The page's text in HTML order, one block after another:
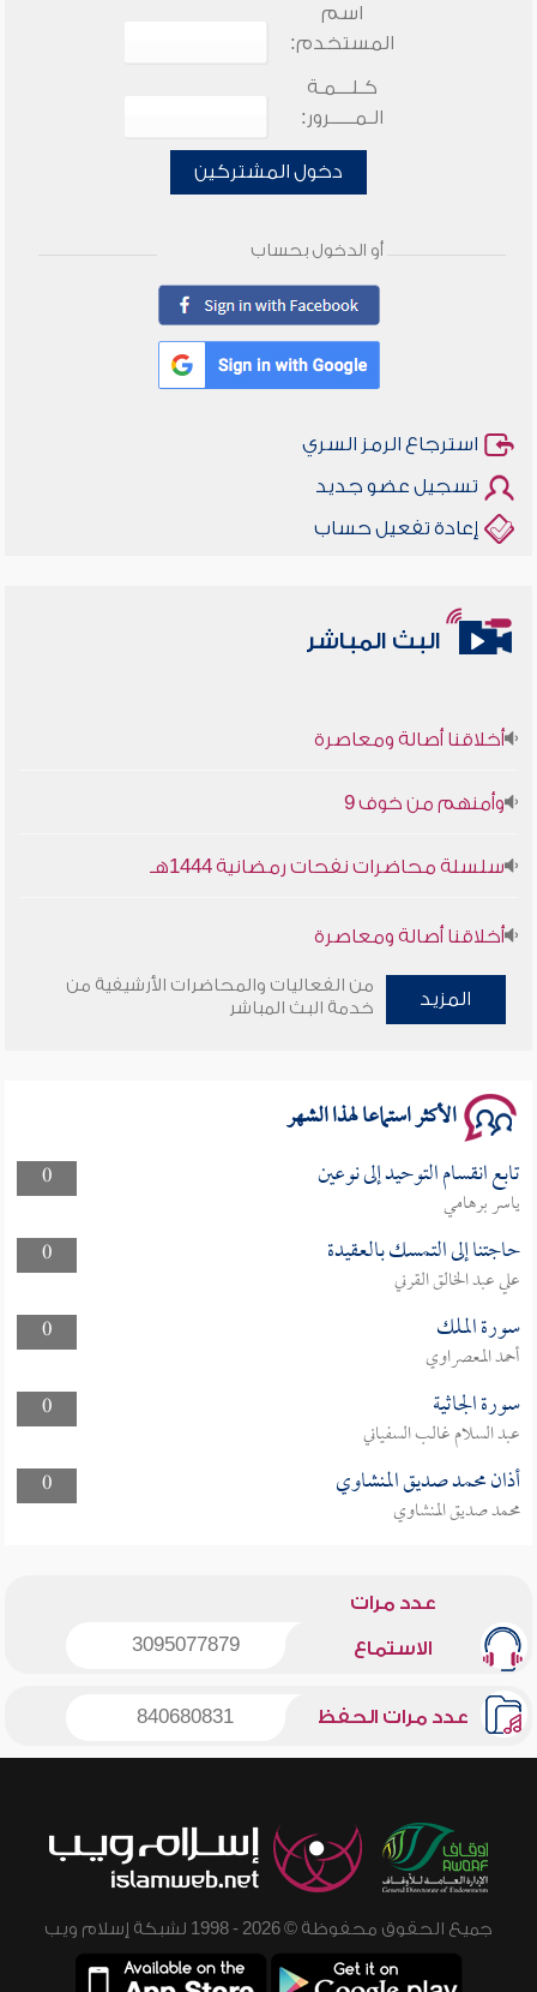
اسم
المستخدم:
كـلـــمـة
الـمـــــرور:
دخول المشتركين
أو الدخول بحساب
استرجاع الرمز السري
تسجيل عضو جديد
إعادة تفعيل حساب
البث المباشر
أخلاقنا أصالة ومعاصرة
وأمنهم من خوف 9
سلسلة محاضرات نفحات رمضانية 1444هـ
أخلاقنا أصالة ومعاصرة
وأمنهم من خوف 9
المزيد
من الفعاليات والمحاضرات الأرشيفية من
خدمة البث المباشر
الأكثر استماعا لهذا الشهر
0 تابع انقسام التوحيد إلى نوعين
ياسر برهامي
0
حاجتنا إلى التمسك بالعقيدة
علي عبد الخالق القرني
0
سورة الملك
أحمد المعصراوي
0
سورة الجاثية
عبد السلام غالب السفياني
0
أذان محمد صديق المنشاوي
محمد صديق المنشاوي
عدد مرات
الاستماع 3095077879
عدد مرات الحفظ 840680831
جميع الحقوق محفوظة © 2026 - 1998 لشبكة إسلام ويب